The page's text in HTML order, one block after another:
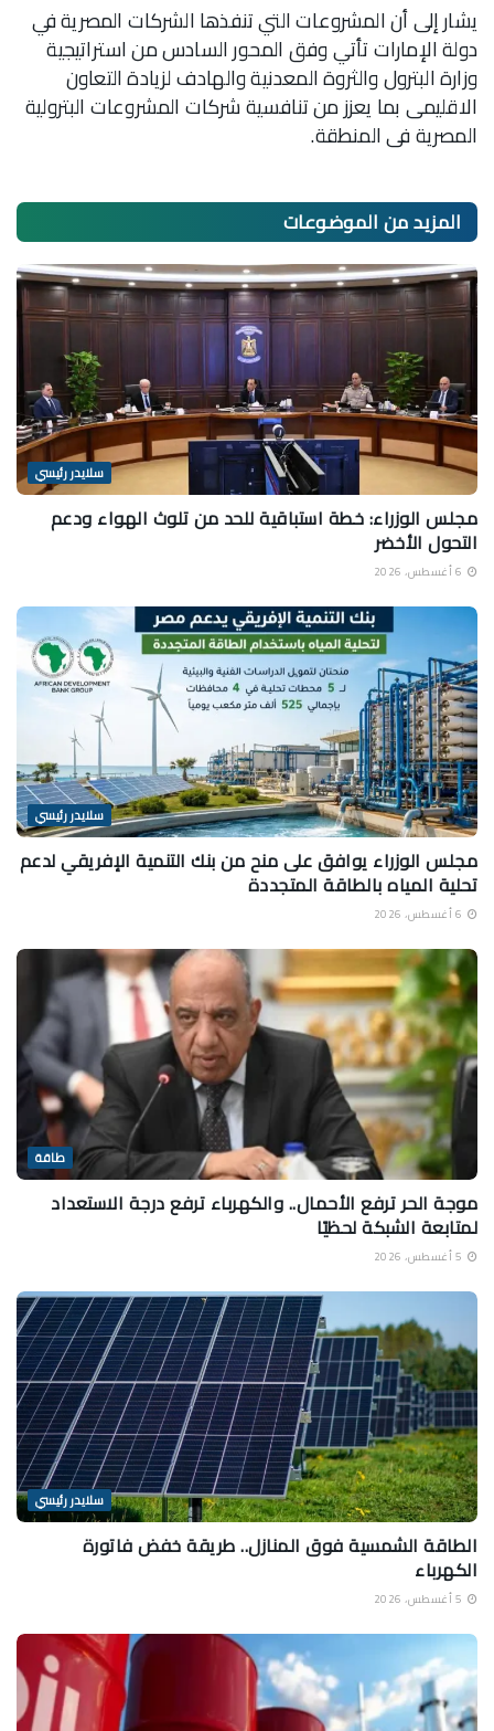
يشار إلى أن المشروعات التي تنفذها الشركات المصرية في
دولة الإمارات تأتي وفق المحور السادس من استراتيجية
وزارة البترول والثروة المعدنية والهادف لزيادة التعاون
الاقليمى بما يعزز من تنافسية شركات المشروعات البترولية
المصرية فى المنطقة.
المزيد منالموضوعات
سلايدر رئيسي
مجلس الوزراء: خطة استباقية للحد من تلوث الهواء ودعم
التحول الأخضر
سلايدر رئيسي
مجلس الوزراء يوافق على منح من بنك التنمية الإفريقي لدعم
تحلية المياه بالطاقة المتجددة
طاقة
موجة الحر ترفع الأحمال.. والكهرباء ترفع درجة الاستعداد
لمتابعة الشبكة لحظيًا
سلايدر رئيسي
الطاقة الشمسية فوق المنازل.. طريقة خفض فاتورة
الكهرباء